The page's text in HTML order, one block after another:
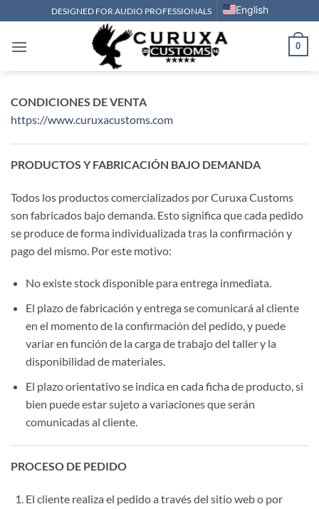
al
contenido
DESIGNED FOR AUDIO PROFESSIONALS English
0
CONDICIONES DE VENTA
https://www.curuxacustoms.com
PRODUCTOS Y FABRICACIÓN BAJO DEMANDA
Todos los productos comercializados por Curuxa Customs
son fabricados bajo demanda. Esto significa que cada pedido
se produce de forma individualizada tras la confirmación y
pago del mismo. Por este motivo:
No existe stock disponible para entrega inmediata.
El plazo de fabricación y entrega se comunicará al cliente
en el momento de la confirmación del pedido, y puede
variar en función de la carga de trabajo del taller y la
disponibilidad de materiales.
El plazo orientativo se indica en cada ficha de producto, si
bien puede estar sujeto a variaciones que serán
comunicadas al cliente.
PROCESO DE PEDIDO
El cliente realiza el pedido a través del sitio web o por